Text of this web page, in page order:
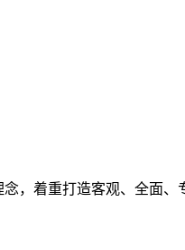
，着重打造客观、全面